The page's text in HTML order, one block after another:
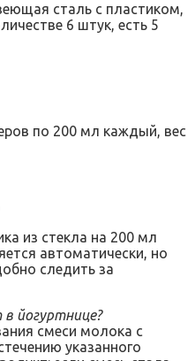
сталь с пластиком,
6 штук, есть 5
по 200 мл каждый, вес
из стекла на 200 мл
автоматически, но
следить за
йогуртнице?
смеси молока с
указанного